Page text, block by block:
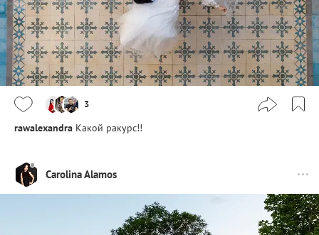
3
rawalexandra Какой ракурс!!
Carolina Alamos